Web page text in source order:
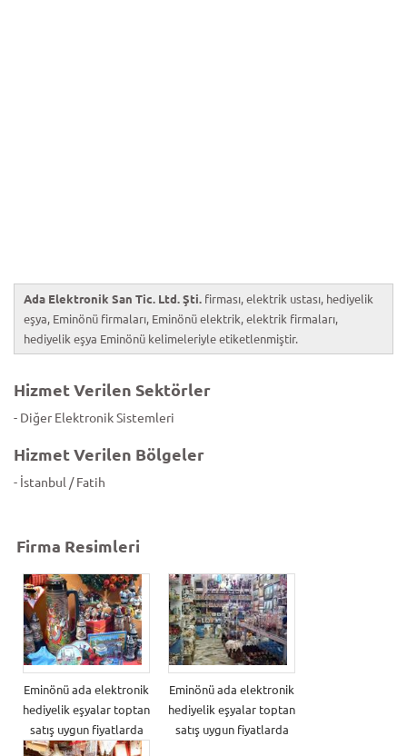
Ada Elektronik San Tic. Ltd. Şti. firması, elektrik ustası, hediyelik
eşya, Eminönü firmaları, Eminönü elektrik, elektrik firmaları,
hediyelik eşya Eminönü kelimeleriyle etiketlenmiştir.
Hizmet Verilen Sektörler
- Diğer Elektronik Sistemleri
Hizmet Verilen Bölgeler
- İstanbul / Fatih
Firma Resimleri
Eminönü ada elektronik
hediyelik eşyalar toptan
satış uygun fiyatlarda
Eminönü ada elektronik
hediyelik eşyalar toptan
satış uygun fiyatlarda